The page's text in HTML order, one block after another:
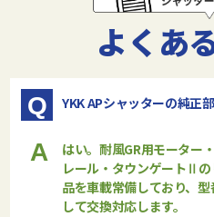
よくあ
Q YKK APシャッターの純正
A
はい。耐風GR用モーター
レール・タウンゲートⅡ
品を車載常備しており、
して交換対応します。